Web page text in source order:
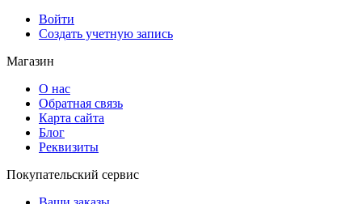
Войти
Создать учетную запись
Магазин
О нас
Обратная связь
Карта сайта
Блог
Реквизиты
Покупательский сервис